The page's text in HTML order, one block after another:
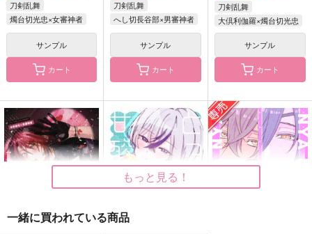
燭台切光忠×女審神者
サンプル
作品詳細
山姥切国広
サンプル
作品詳細
円
サンプル
作品詳細
刀剣乱舞
燭台切光忠×女審神者
サンプル
カート
刀剣乱舞
へし切長谷部×男審神者
サンプル
カート
刀剣乱舞
大倶利伽羅×燭台切光忠
サンプル
カート
もっと見る！
一緒に買われている商品